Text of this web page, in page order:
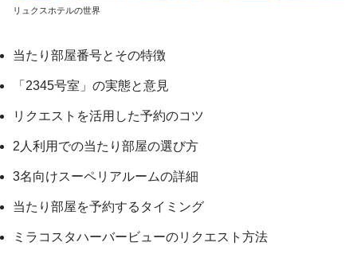
リュクスホテルの世界
当たり部屋番号とその特徴
「2345号室」の実態と意見
リクエストを活用した予約のコツ
2人利用での当たり部屋の選び方
3名向けスーペリアルームの詳細
当たり部屋を予約するタイミング
ミラコスタハーバービューのリクエスト方法